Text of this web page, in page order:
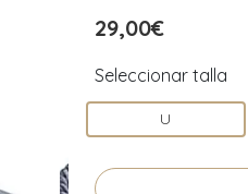
29,00€
Seleccionar talla
U